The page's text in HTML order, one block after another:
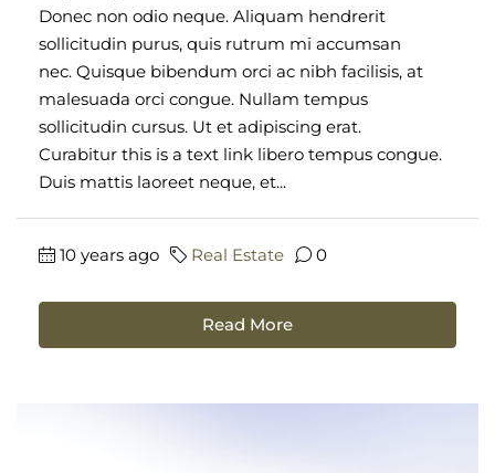
Donec non odio neque. Aliquam hendrerit
sollicitudin purus, quis rutrum mi accumsan
nec. Quisque bibendum orci ac nibh facilisis, at
malesuada orci congue. Nullam tempus
sollicitudin cursus. Ut et adipiscing erat.
Curabitur this is a text link libero tempus congue.
Duis mattis laoreet neque, et...
10 years ago Real Estate 0
Read More